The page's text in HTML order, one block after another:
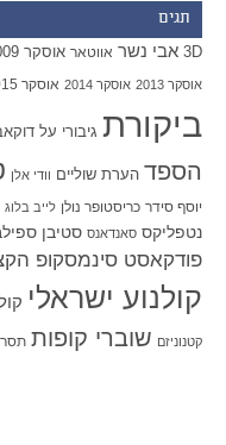
תגים
3D אבי נשר אווטאר אוסקר 2009
אוסקר 2013 אוסקר 2014 אוסקר 2015
ביקורת גיבורי על
הספד הערת שוליים וודי אלן
יוסף סידר כריסטופר נולן לייב בלוג
נטפליקס סאנדאנס סטיבן
פודקאסט סינמסקופ
קולנוע ישראלי
קטנוניזם שוברי קופות